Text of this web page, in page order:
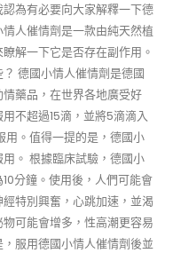
為有必要向大家解釋一下德
人催情劑是一款由純天然植
解一下它是否存在副作用。
德國小情人催情劑是德國
藥品，在世界各地廣受好
不超過15滴，並將5滴滴入
。值得一提的是，德國小
。 根據臨床試驗，德國小
分鐘。使用後，人們可能會
特別興奮，心跳加速，並渴
可能會增多，性高潮更容易
服用德國小情人催情劑後並